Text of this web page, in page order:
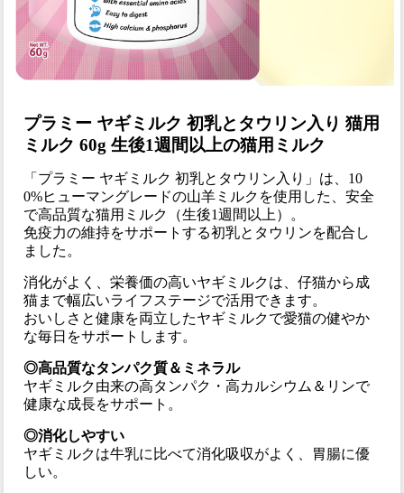
プラミー ヤギミルク 初乳とタウリン入り 猫用
ミルク 60g 生後1週間以上の猫用ミルク
「プラミー ヤギミルク 初乳とタウリン入り」は、10
0%ヒューマングレードの山羊ミルクを使用した、安全
で高品質な猫用ミルク（生後1週間以上）。
免疫力の維持をサポートする初乳とタウリンを配合し
ました。
消化がよく、栄養価の高いヤギミルクは、仔猫から成
猫まで幅広いライフステージで活用できます。
おいしさと健康を両立したヤギミルクで愛猫の健やか
な毎日をサポートします。
◎高品質なタンパク質＆ミネラル
ヤギミルク由来の高タンパク・高カルシウム＆リンで
健康な成長をサポート。
◎消化しやすい
ヤギミルクは牛乳に比べて消化吸収がよく、胃腸に優
しい。